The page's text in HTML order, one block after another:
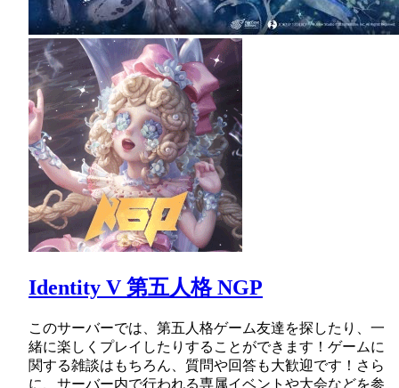
Identity V 第五人格 NGP
このサーバーでは、第五人格ゲーム友達を探したり、一
緒に楽しくプレイしたりすることができます！ゲームに
関する雑談はもちろん、質問や回答も大歓迎です！さら
に、サーバー内で行われる専属イベントや大会などを参